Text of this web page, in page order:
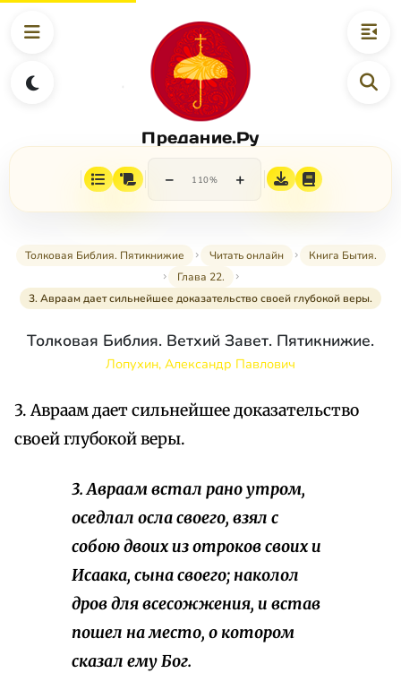
Предание.Ру
− 110% +
Толковая Библия. Пятикнижие Читать онлайн
Книга Бытия.
Глава 22.
3. Авраам дает сильнейшее доказательство своей глубокой веры.
Толковая Библия. Ветхий Завет. Пятикнижие.
Лопухин, Александр Павлович
3. Авраам дает сильнейшее доказательство
своей глубокой веры.
3. Авраам встал рано утром,
оседлал осла своего, взял с
собою двоих из отроков своих и
Исаака, сына своего; наколол
дров для всесожжения, и встав
пошел на место, о котором
сказал ему Бог.